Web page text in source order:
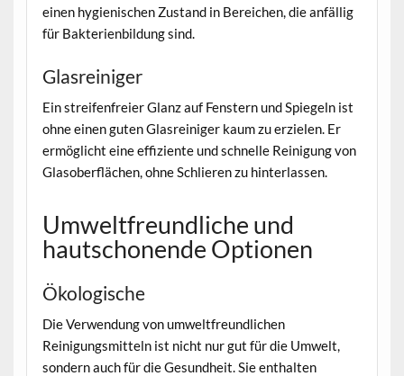
einen hygienischen Zustand in Bereichen, die anfällig
für Bakterienbildung sind.
Glasreiniger
Ein streifenfreier Glanz auf Fenstern und Spiegeln ist
ohne einen guten Glasreiniger kaum zu erzielen. Er
ermöglicht eine effiziente und schnelle Reinigung von
Glasoberflächen, ohne Schlieren zu hinterlassen.
Umweltfreundliche und
hautschonende Optionen
Ökologische
Die Verwendung von umweltfreundlichen
Reinigungsmitteln ist nicht nur gut für die Umwelt,
sondern auch für die Gesundheit. Sie enthalten